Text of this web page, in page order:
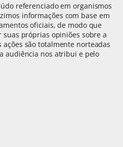
referenciado em organismos
informações com base em
oficiais, de modo que
suas próprias opiniões sobre a
são totalmente norteadas
audiência nos atribui e pelo